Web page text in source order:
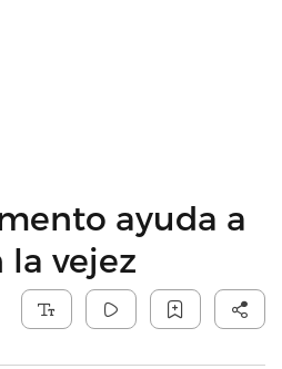
ayuda a
vejez